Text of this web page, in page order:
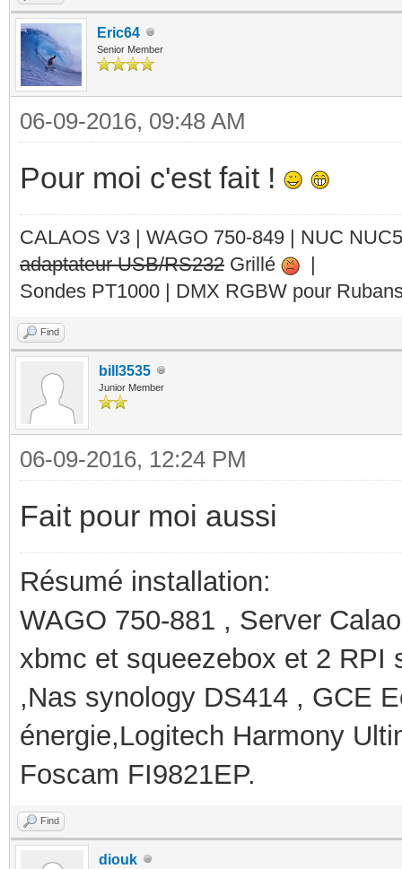
Eric64
Senior Member
06-09-2016, 09:48 AM
Pour moi c'est fait !
CALAOS V3 | WAGO 750-849 | NUC
adaptateur USB/RS232 Grillé
|
Sondes PT1000 | DMX RGBW pour
Find
bill3535
Junior Member
06-09-2016, 12:24 PM
Fait pour moi aussi
Résumé installation:
WAGO 750-881 , Server
xbmc et squeezebox et 2 RPI
,Nas synology DS414 , GCE
énergie,Logitech Harmony
Foscam FI9821EP.
Find
diouk